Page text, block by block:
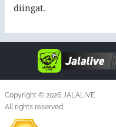
diingat.
Copyright © 2026 JALALIVE
All rights reserved.